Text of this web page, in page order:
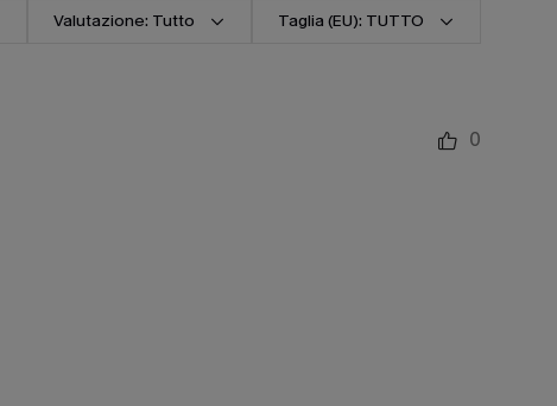
Valutazione: Tutto Taglia (EU): TUTTO
0